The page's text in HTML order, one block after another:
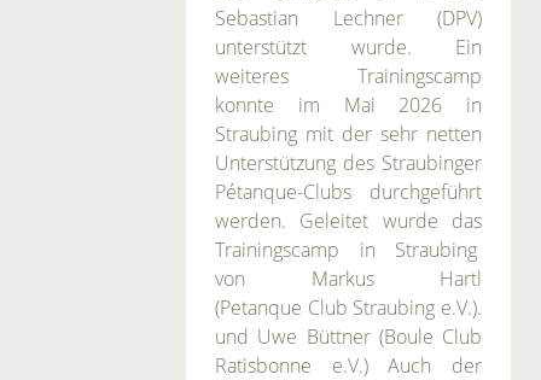
Sebastian Lechner (DPV)
unterstützt wurde. Ein
weiteres Trainingscamp
konnte im Mai 2026 in
Straubing mit der sehr netten
Unterstützung des Straubinger
Pétanque-Clubs durchgeführt
werden. Geleitet wurde das
Trainingscamp in Straubing
von Markus Hartl
(Petanque Club Straubing e.V.).
und Uwe Büttner (Boule Club
Ratisbonne e.V.) Auch der